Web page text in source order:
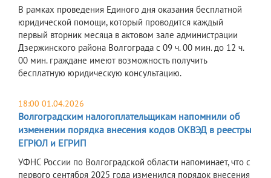
В рамках проведения Единого дня оказания бесплатной
юридической помощи, который проводится каждый
первый вторник месяца в актовом зале администрации
Дзержинского района Волгограда с 09 ч. 00 мин. до 12 ч.
00 мин. граждане имеют возможность получить
бесплатную юридическую консультацию.
18:00 01.04.2026
Волгоградским налогоплательщикам напомнили об
изменении порядка внесения кодов ОКВЭД в реестры
ЕГРЮЛ и ЕГРИП
УФНС России по Волгоградской области напоминает, что с
первого сентября 2025 года изменился порядок внесения